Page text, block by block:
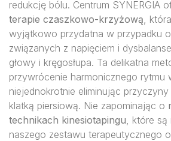
redukcję bólu. Centrum SYNERGIA
terapie czaszkowo-krzyżową,
wyjątkowo przydatna w przypadku
związanych z napięciem i
głowy i kręgosłupa. Ta delikatna
przywrócenie harmonicznego rytmu
niejednokrotnie eliminując
klatką piersiową. Nie zapominając o
technikach kinesiotapingu, które są
naszego zestawu terapeutycznego